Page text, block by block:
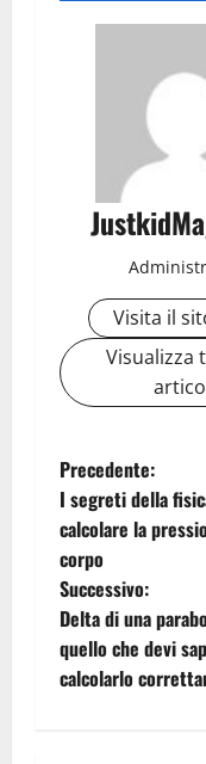
Visita il
Visualizza
N
a
v
i
g
Precedente:
I segreti della
calcolare la
corpo
Successivo:
Delta di una
quello che devi
calcolarlo